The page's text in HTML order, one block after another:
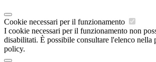
Cookie necessari per il funzionamento
I cookie necessari per il funzionamento non
disabilitati. È possibile consultare l'elenco nella
policy.